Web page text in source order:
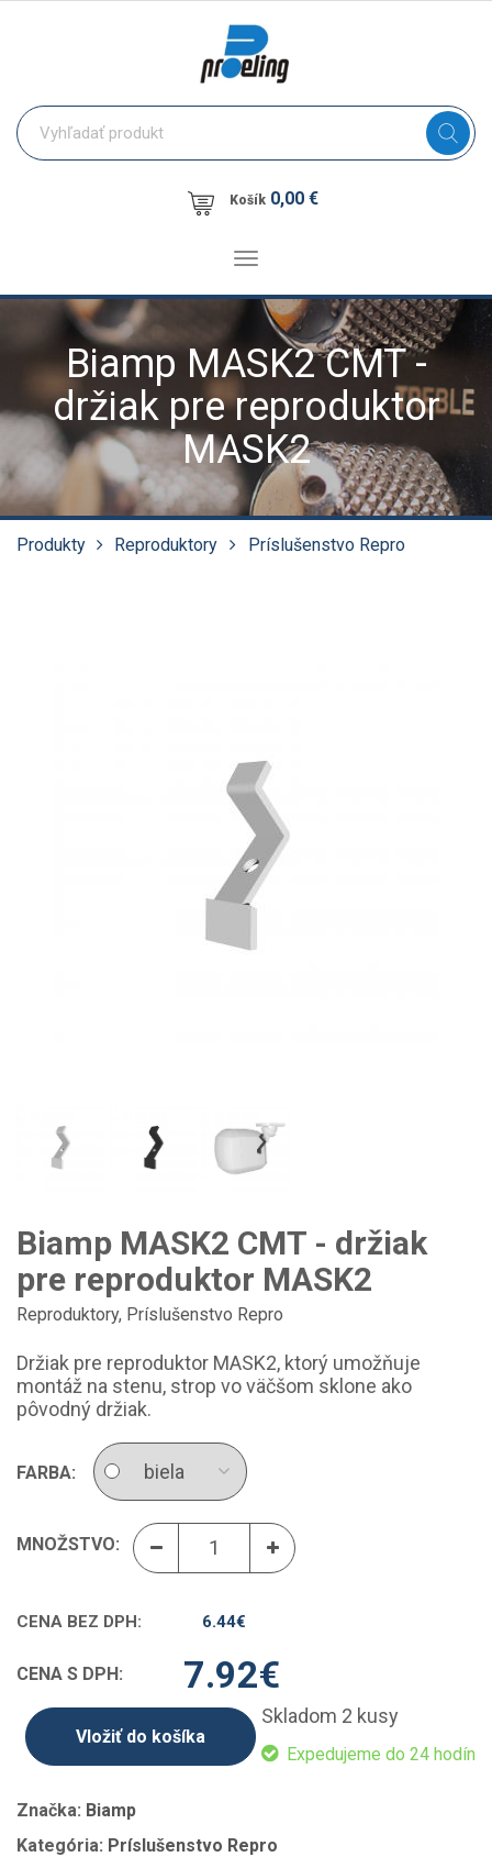
Košík 0,00 €
Toggle
Biamp MASK2 CMT -
držiak pre reproduktor
MASK2
Produkty Reproduktory Príslušenstvo Repro
Biamp MASK2 CMT - držiak
pre reproduktor MASK2
Reproduktory, Príslušenstvo Repro
Držiak pre reproduktor MASK2, ktorý umožňuje
montáž na stenu, strop vo väčšom sklone ako
pôvodný držiak.
FARBA:
MNOŽSTVO:
CENA BEZ DPH: 6.44€
CENA S DPH: 7.92€
Skladom 2 kusy
Expedujeme do 24 hodín
Vložiť do košíka
Značka: Biamp
Kategória: Príslušenstvo Repro